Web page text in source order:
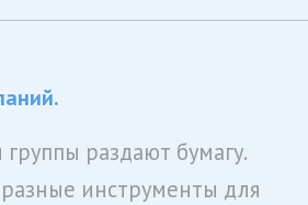
раздают бумагу.
инструменты для